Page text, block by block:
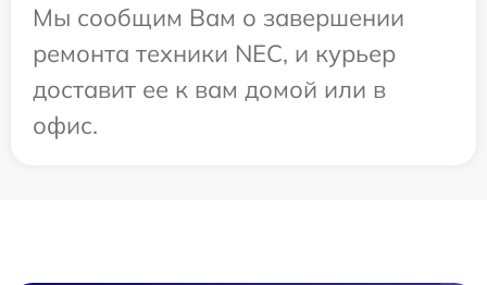
Мы сообщим Вам о завершении
ремонта техники NEC, и курьер
доставит ее к вам домой или в
офис.